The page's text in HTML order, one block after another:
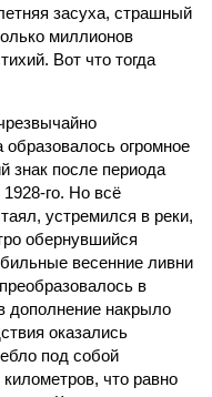
засуха, страшный
миллионов
Вот что тогда
огромное
знак после периода
го. Но всё
устремился в реки,
обернувшийся
весенние ливни
в
дополнение накрыло
оказались
под собой
что равно